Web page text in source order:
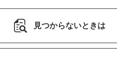
見つからないときは